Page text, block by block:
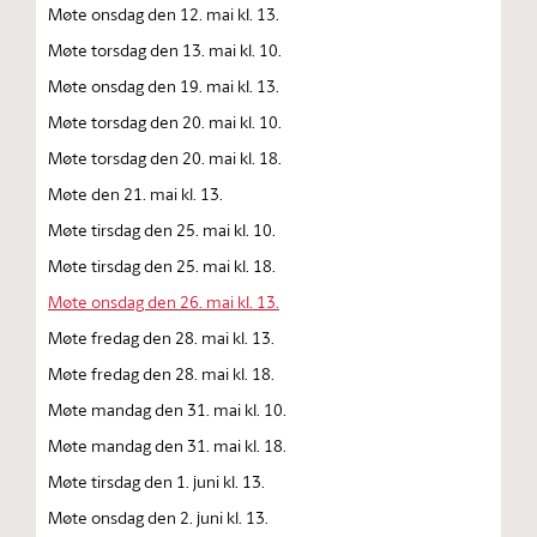
Møte onsdag den 12. mai kl. 13.
Møte torsdag den 13. mai kl. 10.
Møte onsdag den 19. mai kl. 13.
Møte torsdag den 20. mai kl. 10.
Møte torsdag den 20. mai kl. 18.
Møte den 21. mai kl. 13.
Møte tirsdag den 25. mai kl. 10.
Møte tirsdag den 25. mai kl. 18.
Møte onsdag den 26. mai kl. 13.
Møte fredag den 28. mai kl. 13.
Møte fredag den 28. mai kl. 18.
Møte mandag den 31. mai kl. 10.
Møte mandag den 31. mai kl. 18.
Møte tirsdag den 1. juni kl. 13.
Møte onsdag den 2. juni kl. 13.